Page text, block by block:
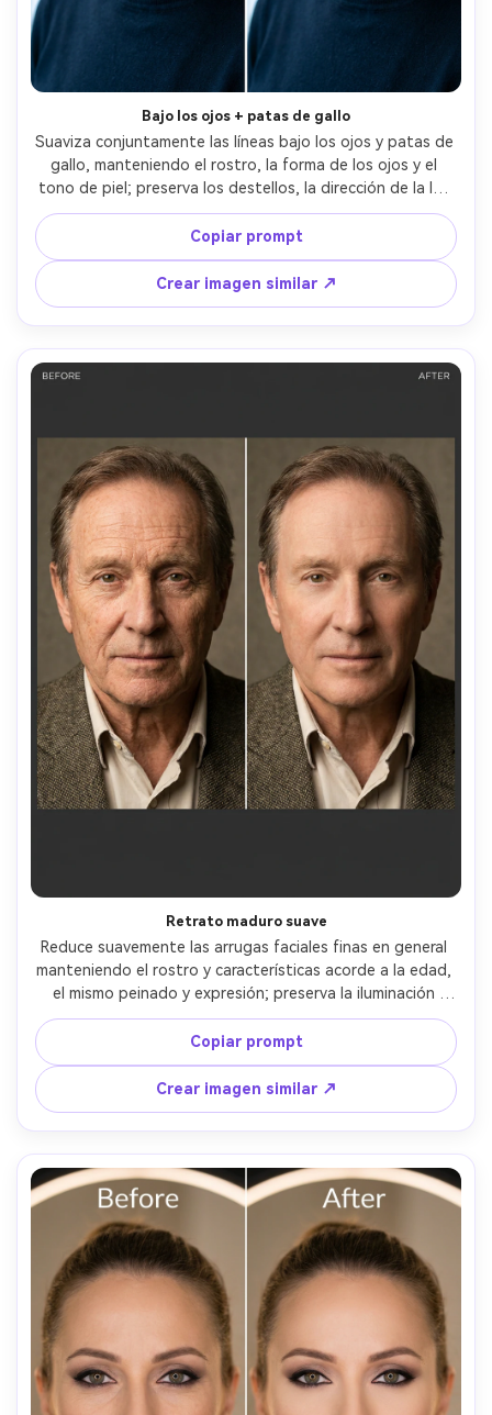
Bajo los ojos + patas de gallo
Suaviza conjuntamente las líneas bajo los ojos y patas de
gallo, manteniendo el rostro, la forma de los ojos y el
tono de piel; preserva los destellos, la dirección de la luz
y detalles de fondo mientras mantiene la textura natural
de la piel y proporciones creíbles --ar 4:5
Copiar prompt
Crear imagen similar ↗
Retrato maduro suave
Reduce suavemente las arrugas faciales finas en general
manteniendo el rostro y características acorde a la edad,
el mismo peinado y expresión; preserva la iluminación
original, sombras naturales y detalles de fondo sin sobre-
suavizar, preservando la iluminación --ar 4:5
Copiar prompt
Crear imagen similar ↗